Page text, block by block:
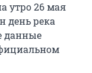
утро 26 мая
день река
данные